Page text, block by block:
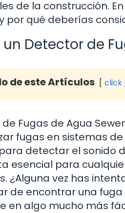
de la construcción.
por qué deberías
un Detector de
de este Artículos click
de Fugas de Agua
fugas en sistemas
detectar el sonido
esencial para
¿Alguna vez has
de encontrar una
en algo mucho más